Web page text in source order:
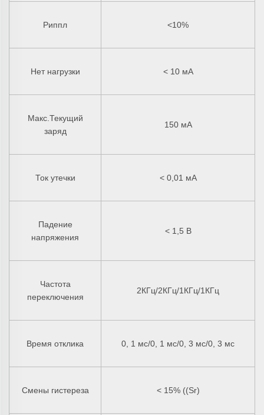
Риппл <10%
Нет нагрузки < 10 мА
Макс.Текущий
заряд
150 мА
Ток утечки < 0,01 мА
Падение
напряжения
< 1,5 В
Частота
переключения
2КГц/2КГц/1КГц/1КГц
Время отклика 0, 1 мс/0, 1 мс/0, 3 мс/0, 3 мс
Смены гистереза < 15% ((Sr)